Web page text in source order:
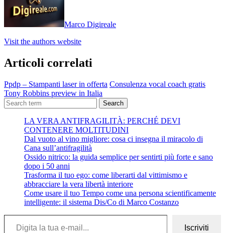
Marco Digireale
Visit the authors website
Articoli correlati
Ppdp – Stampanti laser in offerta Consulenza vocal coach gratis
Tony Robbins preview in Italia
Search
LA VERA ANTIFRAGILITÀ: PERCHÉ DEVI
CONTENERE MOLTITUDINI
Dal vuoto al vino migliore: cosa ci insegna il miracolo di
Cana sull’antifragilità
Ossido nitrico: la guida semplice per sentirti più forte e sano
dopo i 50 anni
Trasforma il tuo ego: come liberarti dal vittimismo e
abbracciare la vera libertà interiore
Come usare il tuo Tempo come una persona scientificamente
intelligente: il sistema Dis/Co di Marco Costanzo
Digita la tua e-mail...
Iscriviti